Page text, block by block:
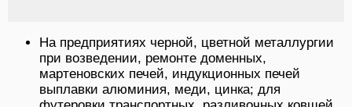
На предприятиях черной, цветной металлургии
при возведении, ремонте доменных,
мартеновских печей, индукционных печей
выплавки алюминия, меди, цинка; для